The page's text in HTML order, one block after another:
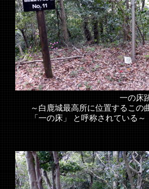
一の床跡（山
～白鹿城最高所に位置するこの
「一の床」 と呼称されている～